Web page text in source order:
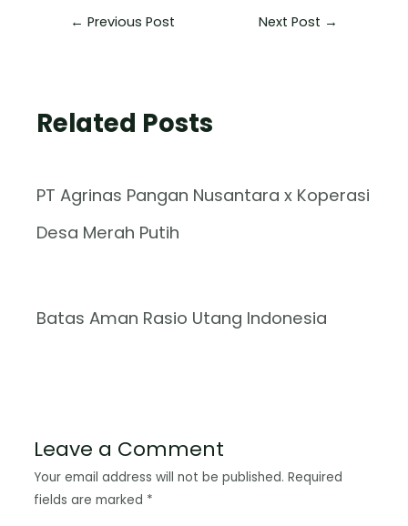
← Previous Post Next Post →
Related Posts
PT Agrinas Pangan Nusantara x Koperasi
Desa Merah Putih
Batas Aman Rasio Utang Indonesia
Leave a Comment
Your email address will not be published. Required
fields are marked *